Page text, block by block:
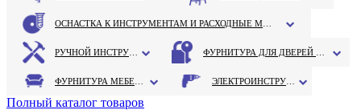
Полный каталог товаров